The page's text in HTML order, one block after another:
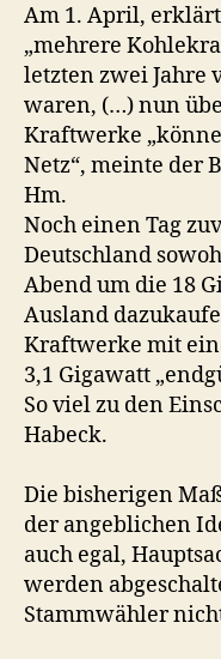
Am 1. April,
„mehrere
letzten zwei Jahre
waren, (…) nun
Kraftwerke
Netz“, meinte der
Hm.
Noch einen Tag
Deutschland
Abend um die 18
Ausland
Kraftwerke mit
3,1 Gigawatt
So viel zu den
Habeck.
Die bisherigen
der angeblichen
auch egal,
werden
Stammwähler